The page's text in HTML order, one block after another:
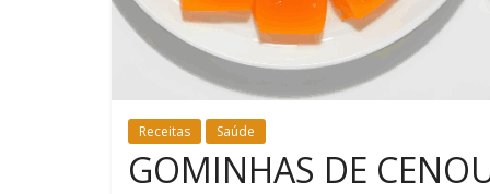
Receitas Saúde
GOMINHAS DE